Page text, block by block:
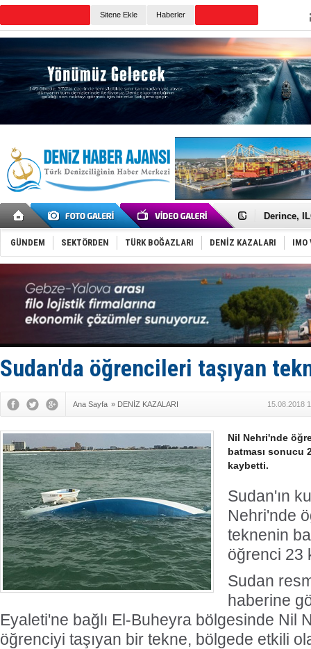
Sitene Ekle Haberler
Yüzyıl
Derince,
Tüpraş,
İTU AUV,
LNG
PROYAD,
Türkiye-
Türk
Deniz
DÖDER,
Fairline,
Baltık
Limana
GÜNDEM SEKTÖRDEN TÜRK BOĞAZLARI DENİZ KAZALARI IMO
Sudan'da öğrencileri taşıyan
Ana Sayfa » DENİZ KAZALARI 15.08.2018
Nil Nehri'nde
batması sonucu
kaybetti.
Sudan'ın
Nehri'nde
teknenin
öğrenci 23
Sudan
haberine
Eyaleti'ne bağlı El-Buheyra bölgesinde Nil
öğrenciyi taşıyan bir tekne, bölgede etkili